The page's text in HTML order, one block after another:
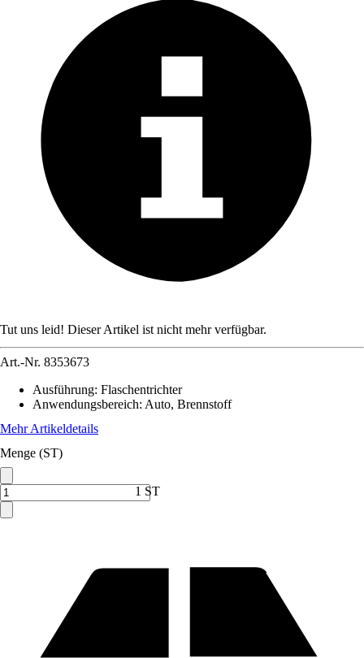
Tut uns leid! Dieser Artikel ist nicht mehr verfügbar.
Art.-Nr. 8353673
Ausführung: Flaschentrichter
Anwendungsbereich: Auto, Brennstoff
Mehr Artikeldetails
Menge (ST)
1 ST